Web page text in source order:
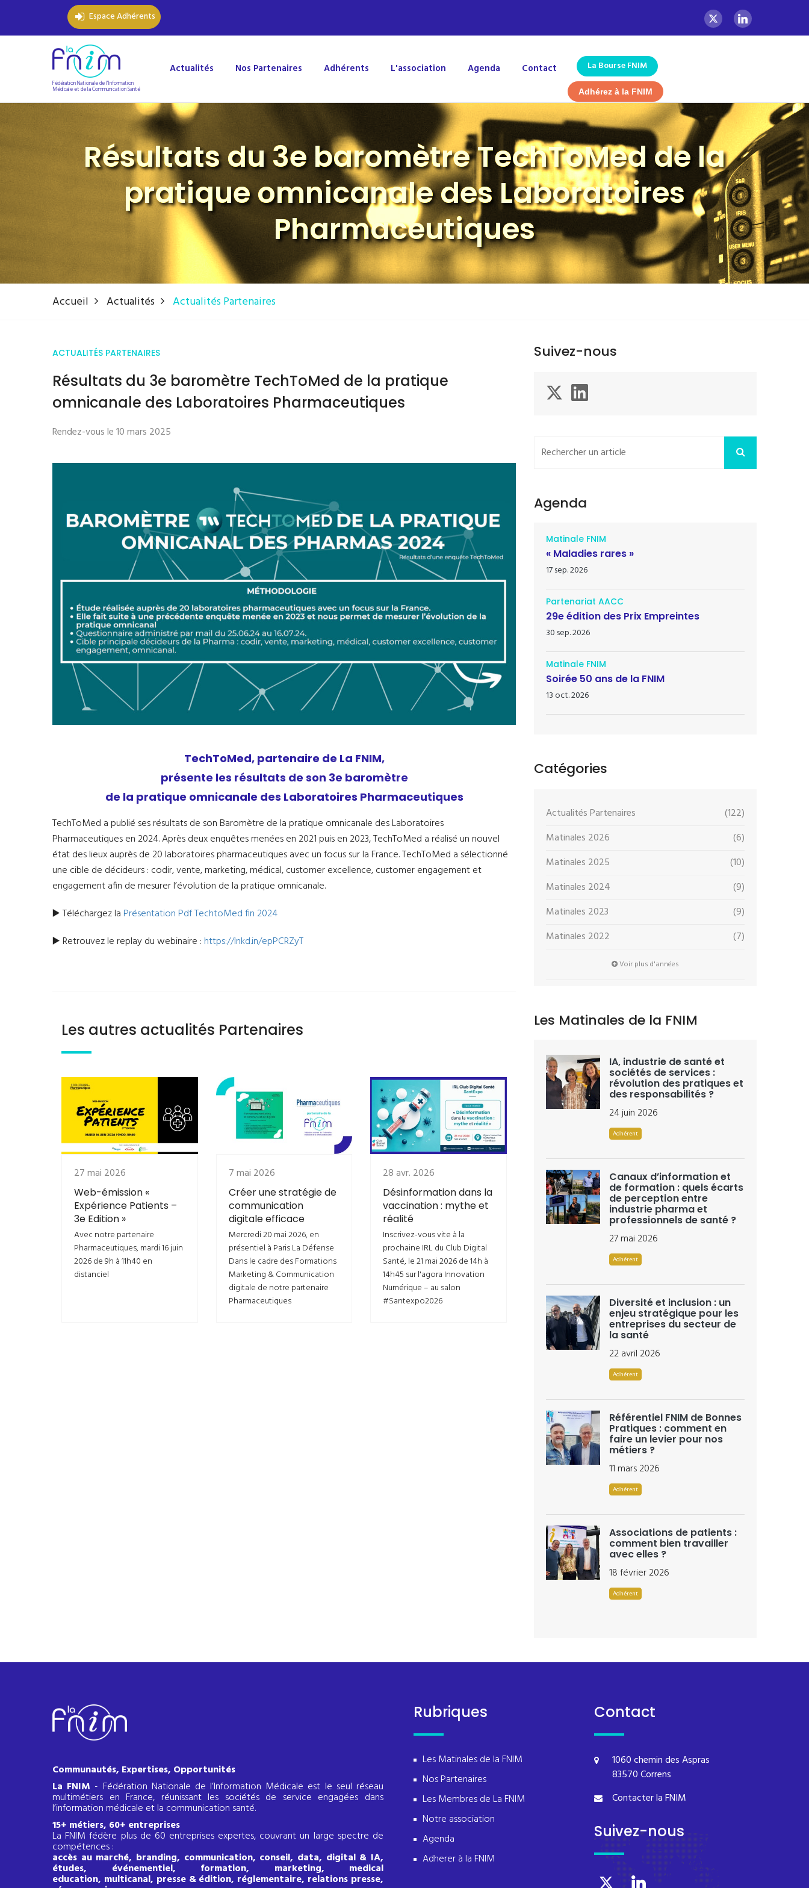
Espace Adhérents
Fédération Nationale de l'Information
Médicale et de la Communication Santé
Actualités Nos Partenaires Adhérents L'association Agenda Contact La Bourse FNIM
Adhérez à la FNIM
Résultats du 3e baromètre TechToMed de la
pratique omnicanale des Laboratoires
Pharmaceutiques
Accueil Actualités Actualités Partenaires
ACTUALITÉS PARTENAIRES
Résultats du 3e baromètre TechToMed de la pratique
omnicanale des Laboratoires Pharmaceutiques
Rendez-vous le 10 mars 2025
TechToMed, partenaire de La FNIM,
présente les résultats de son 3e baromètre
de la pratique omnicanale des Laboratoires Pharmaceutiques
TechToMed a publié ses résultats de son Baromètre de la pratique omnicanale des Laboratoires
Pharmaceutiques en 2024. Après deux enquêtes menées en 2021 puis en 2023, TechToMed a réalisé un nouvel
état des lieux auprès de 20 laboratoires pharmaceutiques avec un focus sur la France. TechToMed a sélectionné
une cible de décideurs : codir, vente, marketing, médical, customer excellence, customer engagement et
engagement afin de mesurer l’évolution de la pratique omnicanale.
▶️ Téléchargez la Présentation Pdf TechtoMed fin 2024
▶️ Retrouvez le replay du webinaire : https://lnkd.in/epPCRZyT
Les autres actualités Partenaires
27 mai 2026
Web-émission «
Expérience Patients –
3e Edition »
Avec notre partenaire
Pharmaceutiques, mardi 16 juin
2026 de 9h à 11h40 en
distanciel
7 mai 2026
Créer une stratégie de
communication
digitale efficace
Mercredi 20 mai 2026, en
présentiel à Paris La Défense
Dans le cadre des Formations
Marketing & Communication
digitale de notre partenaire
Pharmaceutiques
28 avr. 2026
Désinformation dans la
vaccination : mythe et
réalité
Inscrivez-vous vite à la
prochaine IRL du Club Digital
Santé, le 21 mai 2026 de 14h à
14h45 sur l'agora Innovation
Numérique – au salon
#Santexpo2026
Suivez-nous
Agenda
Matinale FNIM
« Maladies rares »
17 sep. 2026
Partenariat AACC
29e édition des Prix Empreintes
30 sep. 2026
Matinale FNIM
Soirée 50 ans de la FNIM
13 oct. 2026
Catégories
Actualités Partenaires
(122)
Matinales 2026
(6)
Matinales 2025
(10)
Matinales 2024
(9)
Matinales 2023
(9)
Matinales 2022
(7)
Voir plus d'années
Les Matinales de la FNIM
IA, industrie de santé et
sociétés de services :
révolution des pratiques et
des responsabilités ?
24 juin 2026
Adhérent
Canaux d’information et
de formation : quels écarts
de perception entre
industrie pharma et
professionnels de santé ?
27 mai 2026
Adhérent
Diversité et inclusion : un
enjeu stratégique pour les
entreprises du secteur de
la santé
22 avril 2026
Adhérent
Référentiel FNIM de Bonnes
Pratiques : comment en
faire un levier pour nos
métiers ?
11 mars 2026
Adhérent
Associations de patients :
comment bien travailler
avec elles ?
18 février 2026
Adhérent
Communautés, Expertises, Opportunités
La FNIM - Fédération Nationale de l’Information Médicale est le seul réseau
multimétiers en France, réunissant les sociétés de service engagées dans
l’information médicale et la communication santé.
15+ métiers, 60+ entreprises
La FNIM fédère plus de 60 entreprises expertes, couvrant un large spectre de
compétences :
accès au marché, branding, communication, conseil, data, digital & IA,
études, événementiel, formation, marketing, medical
education, multicanal, presse & édition, réglementaire, relations presse,
Rubriques
Les Matinales de la FNIM
Nos Partenaires
Les Membres de La FNIM
Notre association
Agenda
Adherer à la FNIM
Contact
1060 chemin des Aspras
83570 Correns
Contacter la FNIM
Suivez-nous